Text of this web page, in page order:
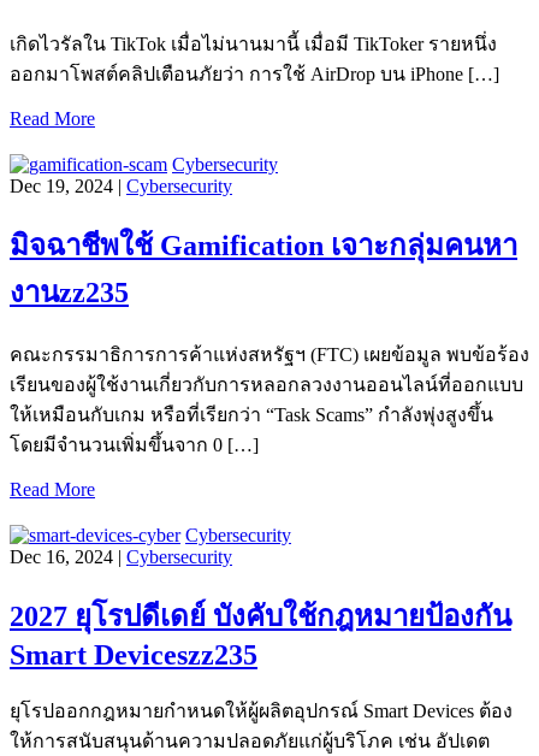
เกิดไวรัลใน TikTok เมื่อไม่นานมานี้ เมื่อมี TikToker รายหนึ่ง
ออกมาโพสต์คลิปเตือนภัยว่า การใช้ AirDrop บน iPhone […]
Read More
Cybersecurity
Dec 19, 2024 | Cybersecurity
มิจฉาชีพใช้ Gamification เจาะกลุ่มคนหา
งานzz235
คณะกรรมาธิการการค้าแห่งสหรัฐฯ (FTC) เผยข้อมูล พบข้อร้อง
เรียนของผู้ใช้งานเกี่ยวกับการหลอกลวงงานออนไลน์ที่ออกแบบ
ให้เหมือนกับเกม หรือที่เรียกว่า “Task Scams” กำลังพุ่งสูงขึ้น
โดยมีจำนวนเพิ่มขึ้นจาก 0 […]
Read More
Cybersecurity
Dec 16, 2024 | Cybersecurity
2027 ยุโรปดีเดย์ บังคับใช้กฎหมายป้องกัน
Smart Deviceszz235
ยุโรปออกกฎหมายกำหนดให้ผู้ผลิตอุปกรณ์ Smart Devices ต้อง
ให้การสนับสนุนด้านความปลอดภัยแก่ผู้บริโภค เช่น อัปเดต